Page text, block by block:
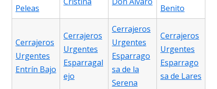
Peleas
Benito
Cerrajeros
Urgentes
Entrín Bajo
Cerrajeros
Urgentes
Esparragal
ejo
Cerrajeros
Urgentes
Esparrago
sa de la
Serena
Cerrajeros
Urgentes
Esparrago
sa de Lares